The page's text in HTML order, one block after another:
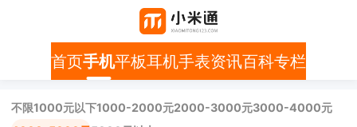
首页手机平板耳机手表资讯百科专栏
不限1000元以下1000-2000元2000-3000元3000-4000元